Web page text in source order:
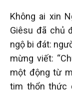
Không ai xin
Giêsu đã chủ
ngộ bi đát:
mừng viết:
một động từ
tim thổn thức